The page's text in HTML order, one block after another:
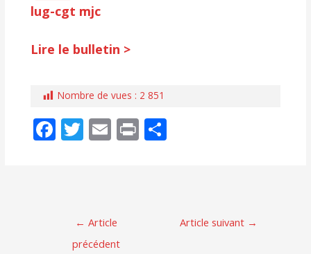
lug-cgt mjc
Lire le bulletin >
Nombre de vues : 2 851
F T E PrP
er
← Article
précédent
Article suivant →